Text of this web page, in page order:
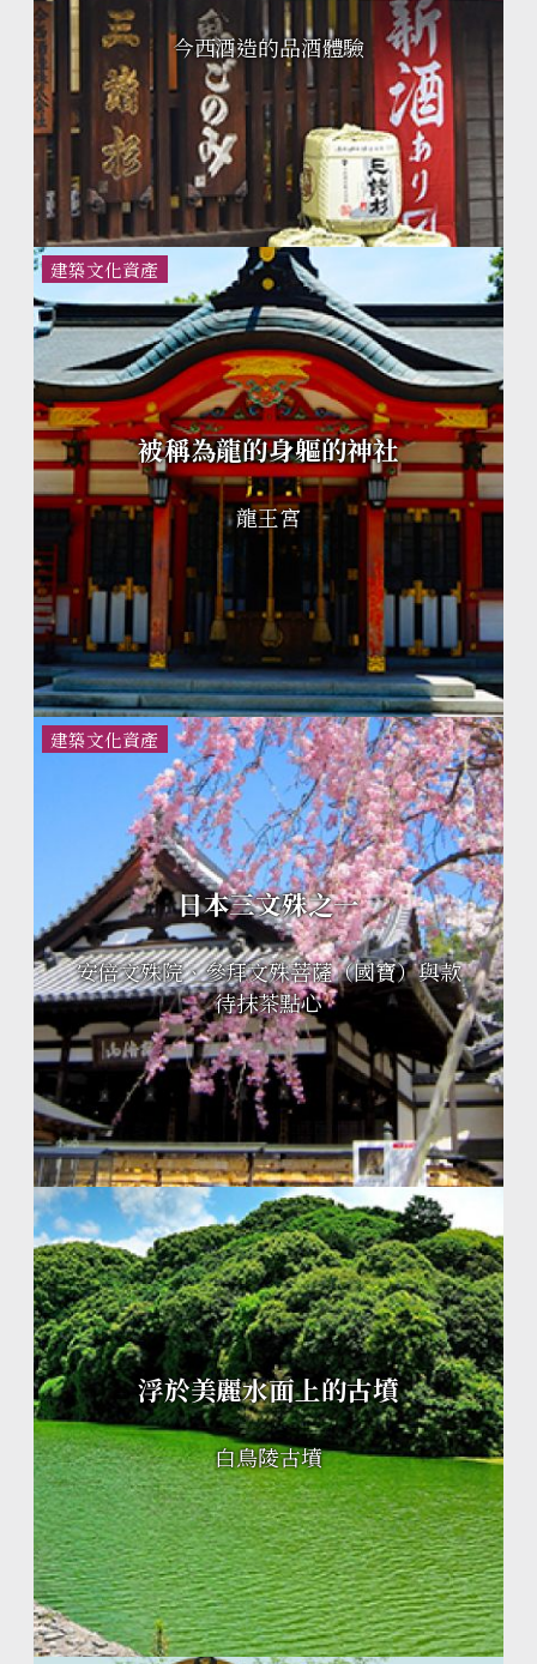
今西酒造的品酒體驗
建築文化資產
被稱為龍的身軀的神社
龍王宮
建築文化資產
日本三文殊之一
安倍文殊院、參拜文殊菩薩（國寶）與款
待抹茶點心
浮於美麗水面上的古墳
白鳥陵古墳